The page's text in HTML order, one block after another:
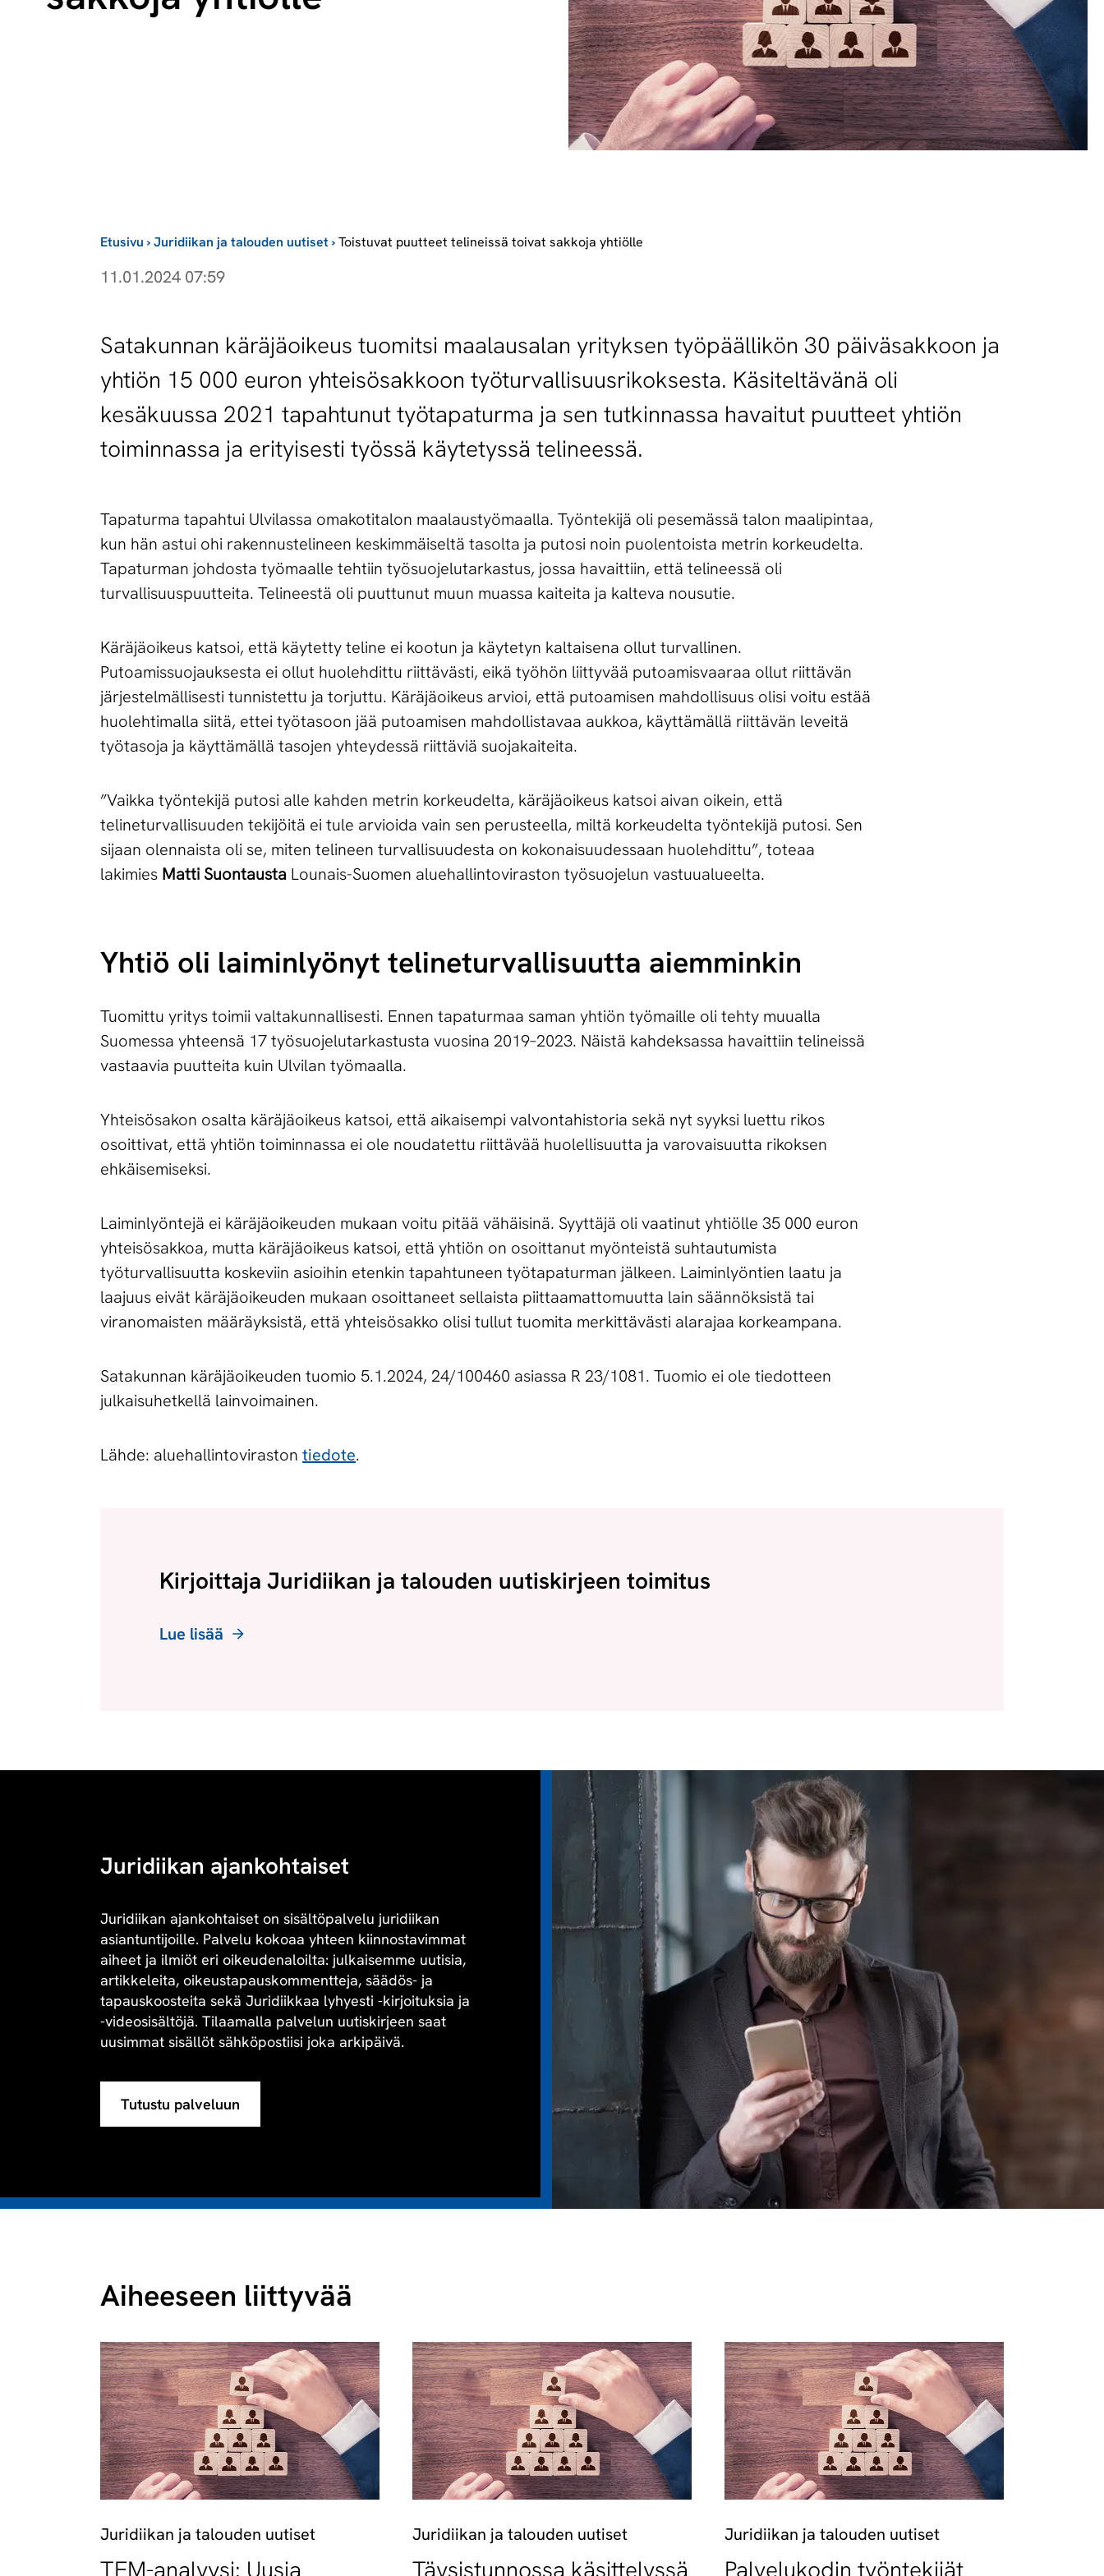
Etusivu ›Juridiikan ja talouden uutiset›Toistuvat puutteet telineissä toivat sakkoja yhtiölle
11.01.2024 07:59
Satakunnan käräjäoikeus tuomitsi maalausalan yrityksen työpäällikön 30 päiväsakkoon ja
yhtiön 15 000 euron yhteisösakkoon työturvallisuusrikoksesta. Käsiteltävänä oli
kesäkuussa 2021 tapahtunut työtapaturma ja sen tutkinnassa havaitut puutteet yhtiön
toiminnassa ja erityisesti työssä käytetyssä telineessä.
Tapaturma tapahtui Ulvilassa omakotitalon maalaustyömaalla. Työntekijä oli pesemässä talon maalipintaa,
kun hän astui ohi rakennustelineen keskimmäiseltä tasolta ja putosi noin puolentoista metrin korkeudelta.
Tapaturman johdosta työmaalle tehtiin työsuojelutarkastus, jossa havaittiin, että telineessä oli
turvallisuuspuutteita. Telineestä oli puuttunut muun muassa kaiteita ja kalteva nousutie.
Käräjäoikeus katsoi, että käytetty teline ei kootun ja käytetyn kaltaisena ollut turvallinen.
Putoamissuojauksesta ei ollut huolehdittu riittävästi, eikä työhön liittyvää putoamisvaaraa ollut riittävän
järjestelmällisesti tunnistettu ja torjuttu. Käräjäoikeus arvioi, että putoamisen mahdollisuus olisi voitu estää
huolehtimalla siitä, ettei työtasoon jää putoamisen mahdollistavaa aukkoa, käyttämällä riittävän leveitä
työtasoja ja käyttämällä tasojen yhteydessä riittäviä suojakaiteita.
”Vaikka työntekijä putosi alle kahden metrin korkeudelta, käräjäoikeus katsoi aivan oikein, että
telineturvallisuuden tekijöitä ei tule arvioida vain sen perusteella, miltä korkeudelta työntekijä putosi. Sen
sijaan olennaista oli se, miten telineen turvallisuudesta on kokonaisuudessaan huolehdittu”, toteaa
lakimies Matti Suontausta Lounais-Suomen aluehallintoviraston työsuojelun vastuualueelta.
Yhtiö oli laiminlyönyt te­li­ne­tur­val­li­suut­ta aiemminkin
Tuomittu yritys toimii valtakunnallisesti. Ennen tapaturmaa saman yhtiön työmaille oli tehty muualla
Suomessa yhteensä 17 työsuojelutarkastusta vuosina 2019–2023. Näistä kahdeksassa havaittiin telineissä
vastaavia puutteita kuin Ulvilan työmaalla.
Yhteisösakon osalta käräjäoikeus katsoi, että aikaisempi valvontahistoria sekä nyt syyksi luettu rikos
osoittivat, että yhtiön toiminnassa ei ole noudatettu riittävää huolellisuutta ja varovaisuutta rikoksen
ehkäisemiseksi.
Laiminlyöntejä ei käräjäoikeuden mukaan voitu pitää vähäisinä. Syyttäjä oli vaatinut yhtiölle 35 000 euron
yhteisösakkoa, mutta käräjäoikeus katsoi, että yhtiön on osoittanut myönteistä suhtautumista
työturvallisuutta koskeviin asioihin etenkin tapahtuneen työtapaturman jälkeen. Laiminlyöntien laatu ja
laajuus eivät käräjäoikeuden mukaan osoittaneet sellaista piittaamattomuutta lain säännöksistä tai
viranomaisten määräyksistä, että yhteisösakko olisi tullut tuomita merkittävästi alarajaa korkeampana.
Satakunnan käräjäoikeuden tuomio 5.1.2024, 24/100460 asiassa R 23/1081. Tuomio ei ole tiedotteen
julkaisuhetkellä lainvoimainen.
Lähde: aluehallintoviraston tiedote.
Kirjoittaja Juridiikan ja talouden uutiskirjeen toimitus
Lue lisää
Juridiikan ajankohtaiset
Juridiikan ajankohtaiset on sisältöpalvelu juridiikan
asiantuntijoille. Palvelu kokoaa yhteen kiinnostavimmat
aiheet ja ilmiöt eri oikeudenaloilta: julkaisemme uutisia,
artikkeleita, oikeustapauskommentteja, säädös- ja
tapauskoosteita sekä Juridiikkaa lyhyesti -kirjoituksia ja
-videosisältöjä. Tilaamalla palvelun uutiskirjeen saat
uusimmat sisällöt sähköpostiisi joka arkipäivä.
Tutustu palveluun
Aiheeseen liittyvää
Juridiikan ja talouden uutiset
TEM-analyysi: Uusia
Juridiikan ja talouden uutiset
Täysistunnossa käsittelyssä
Juridiikan ja talouden uutiset
Palvelukodin työntekijät